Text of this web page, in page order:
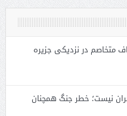
متخاصم در نزدیکی جزیره
نیست؛ خطر جنگ همچنان